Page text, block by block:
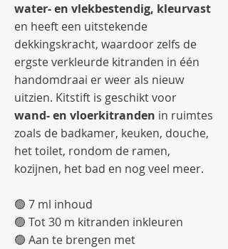
water- en vlekbestendig, kleurvast
en heeft een uitstekende
dekkingskracht, waardoor zelfs de
ergste verkleurde kitranden in één
handomdraai er weer als nieuw
uitzien. Kitstift is geschikt voor
wand- en vloerkitranden in ruimtes
zoals de badkamer, keuken, douche,
het toilet, rondom de ramen,
kozijnen, het bad en nog veel meer.
🟢 7 ml inhoud
🟢 Tot 30 m kitranden inkleuren
🟢 Aan te brengen met